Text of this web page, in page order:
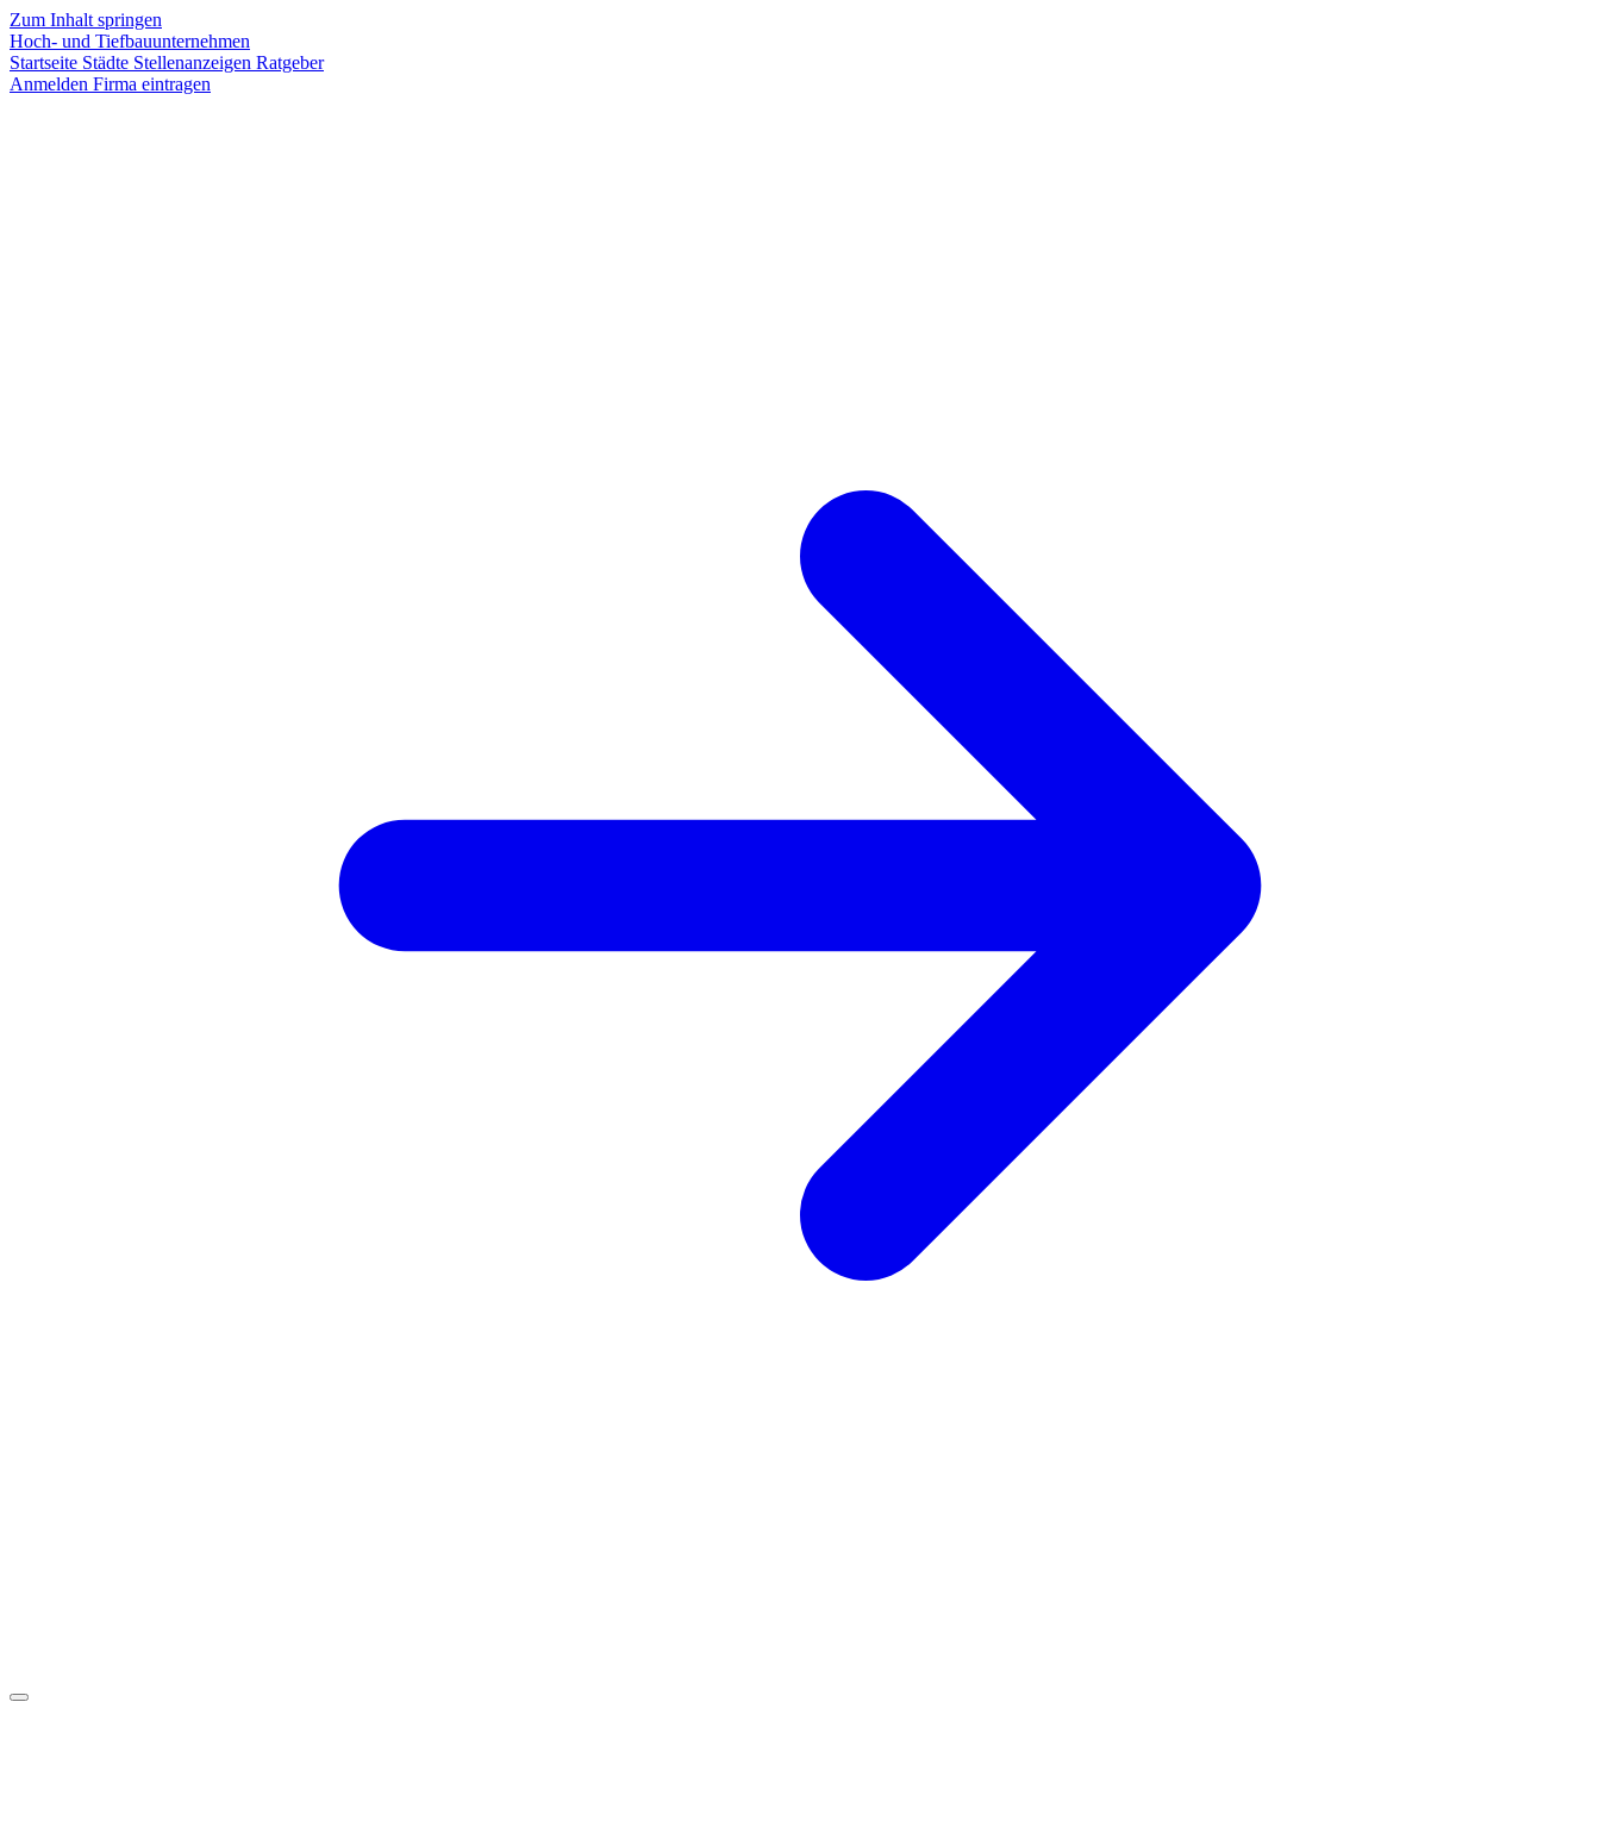
Zum Inhalt springen
Hoch- und Tiefbauunternehmen
Startseite Städte Stellenanzeigen Ratgeber
Anmelden Firma eintragen